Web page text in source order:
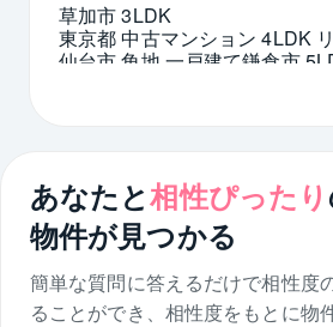
草加市 3LDK
東京都 中古マンション 4LDK
仙台市 角地 一戸建て鎌倉市
愛知県
あなたと相性ぴったり
物件が見つかる
簡単な質問に答えるだけで相性度
ることができ、相性度をもとに物